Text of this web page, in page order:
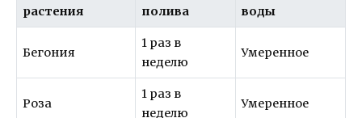
растения
полива
воды
Бегония
1 раз в
неделю
Умеренное
Роза
1 раз в
неделю
Умеренное